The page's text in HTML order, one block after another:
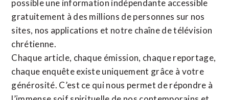
possible une information indépendante accessible
gratuitement à des millions de personnes sur nos
sites, nos applications et notre chaîne de télévision
chrétienne.
Chaque article, chaque émission, chaque reportage,
chaque enquête existe uniquement grâce à votre
générosité. C’est ce qui nous permet de répondre à